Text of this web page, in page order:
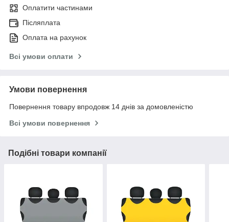
Оплатити частинами
Післяплата
Оплата на рахунок
Всі умови оплати
Умови повернення
Повернення товару впродовж 14 днів за домовленістю
Всі умови повернення
Подібні товари компанії